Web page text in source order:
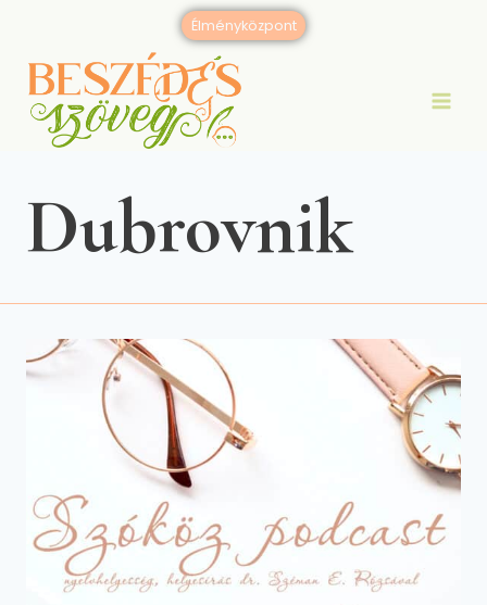
content
Élményközpont
Dubrovnik